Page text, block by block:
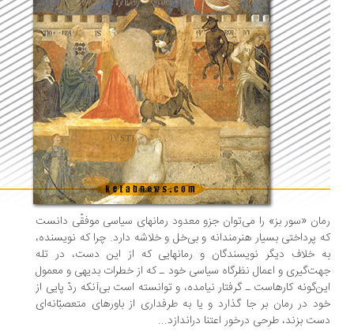
«سور بز» را می‌توان جزو معدود رمانهای سیاسی موفقّی دانست
پرداختی بسیار هنرمندانه و بی‌خل و خلاشه دارد. چرا که نویسنده،
خلاف دیگر نویسندگان و رمانهایی که از این دست، در تله
و اعمال نظرگاه سیاسی خود ـ که از خطرات بدیهی و معمول
کارهاست ـ گرفتار نیامده، و توانسته است بی‌آنکه ردّ پایی از
در رمان بر جا گذارد و یا به طرفداری از باورهای متعصبّانه‌ای
بزند، طرحی درخور اعتنا دراندازد...